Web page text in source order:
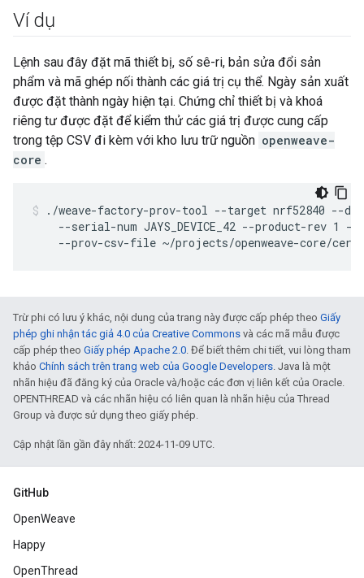
Ví dụ
Lệnh sau đây đặt mã thiết bị, số sê-ri, bản sửa đổi sản
phẩm và mã ghép nối thành các giá trị cụ thể. Ngày sản xuất
được đặt thành ngày hiện tại. Chứng chỉ thiết bị và khoá
riêng tư được đặt để kiểm thử các giá trị được cung cấp
trong tệp CSV đi kèm với kho lưu trữ nguồn openweave-
core .
./weave-factory-prov-tool --target nrf52840 --
--serial-num JAYS_DEVICE_42 --product-rev 1
--prov-csv-file ~/projects/openweave-core/
Trừ phi có lưu ý khác, nội dung của trang này được cấp phép theo Giấy
phép ghi nhận tác giả 4.0 của Creative Commons và các mã mẫu được
cấp phép theo Giấy phép Apache 2.0. Để biết thêm chi tiết, vui lòng tham
khảo Chính sách trên trang web của Google Developers. Java là một
nhãn hiệu đã đăng ký của Oracle và/hoặc các đơn vị liên kết của Oracle.
OPENTHREAD và các nhãn hiệu có liên quan là nhãn hiệu của Thread
Group và được sử dụng theo giấy phép.
Cập nhật lần gần đây nhất: 2024-11-09 UTC.
GitHub
OpenWeave
Happy
OpenThread